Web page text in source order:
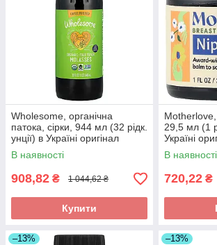
Wholesome, органічна
патока, сірки, 944 мл (32 рідк.
унції) в Україні оригінал
В наявності
908,82 ₴ 1 044,62 ₴
Купити
29,5 мл (1
Україні
В наявності
720,22 ₴
–13% –13%